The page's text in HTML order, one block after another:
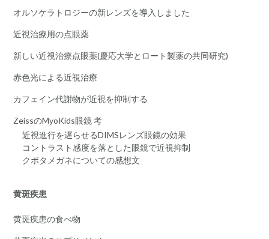
オルソケラトロジーの新レンズを導入しました
近視治療用の点眼薬
新しい近視治療点眼薬(慶応大学とロート製薬の共同研究)
赤色光による近視治療
カフェイン代謝物が近視を抑制する
ZeissのMyoKids眼鏡 考
近視進行を遅らせるDIMSレンズ眼鏡の効果
コントラスト感度を落とした眼鏡で近視抑制
クボタメガネについての感想文
黄斑疾患
黄斑疾患の食べ物